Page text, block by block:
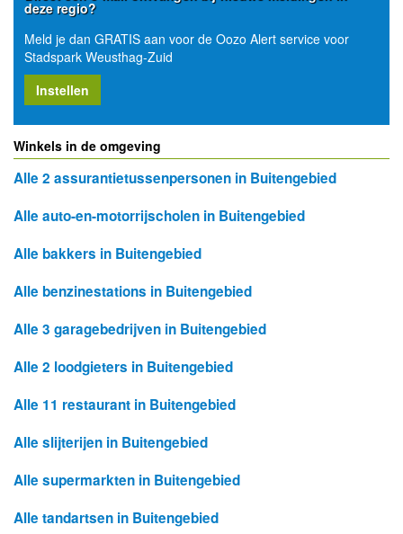
deze regio?
Meld je dan GRATIS aan voor de Oozo Alert service voor
Stadspark Weusthag-Zuid
Instellen
Winkels in de omgeving
Alle 2 assurantietussenpersonen in Buitengebied
Alle auto-en-motorrijscholen in Buitengebied
Alle bakkers in Buitengebied
Alle benzinestations in Buitengebied
Alle 3 garagebedrijven in Buitengebied
Alle 2 loodgieters in Buitengebied
Alle 11 restaurant in Buitengebied
Alle slijterijen in Buitengebied
Alle supermarkten in Buitengebied
Alle tandartsen in Buitengebied